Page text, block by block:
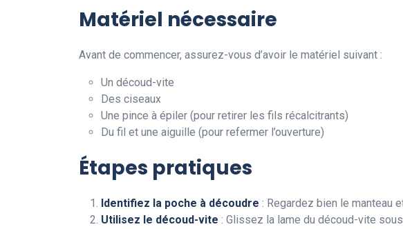
Matériel nécessaire
Avant de commencer, assurez-vous d’avoir le matériel suivant :
Un découd-vite
Des ciseaux
Une pince à épiler (pour retirer les fils récalcitrants)
Du fil et une aiguille (pour refermer l’ouverture)
Étapes pratiques
Identifiez la poche à découdre : Regardez bien le manteau
Utilisez le découd-vite : Glissez la lame du découd-vite